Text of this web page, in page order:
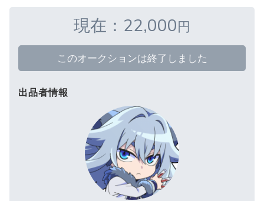
現在：22,000円
このオークションは終了しました
出品者情報